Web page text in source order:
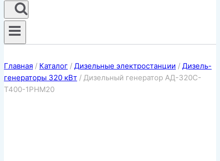
Главная / Каталог / Дизельные электростанции / Дизель-
генераторы 320 кВт / Дизельный генератор АД-320С-
Т400-1РНМ20